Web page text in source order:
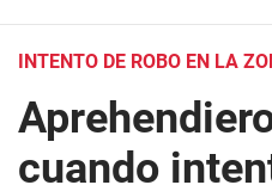
INTENTO DE ROBO EN LA
cuando